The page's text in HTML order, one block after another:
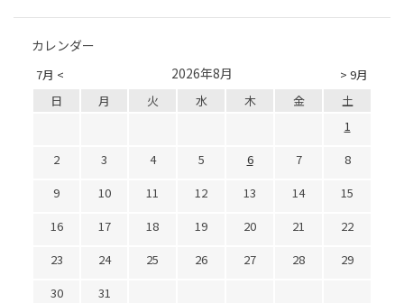
カレンダー
7月 < > 9月
2026年8月
日 月 火 水 木 金
土
1
2
3 4 5 6 7
8
9
10 11 12 13 14
15
16
17 18 19 20 21
22
23
24 25 26 27 28
29
30
31